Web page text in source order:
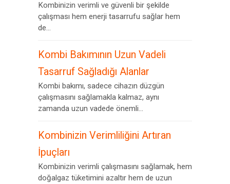
Kombinizin verimli ve güvenli bir şekilde
çalışması hem enerji tasarrufu sağlar hem
de...
Kombi Bakımının Uzun Vadeli
Tasarruf Sağladığı Alanlar
Kombi bakımı, sadece cihazın düzgün
çalışmasını sağlamakla kalmaz, aynı
zamanda uzun vadede önemli...
Kombinizin Verimliliğini Artıran
İpuçları
Kombinizin verimli çalışmasını sağlamak, hem
doğalgaz tüketimini azaltır hem de uzun